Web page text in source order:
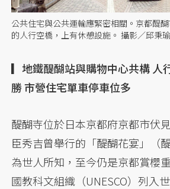
公共住宅與公共運輸應緊密相關。京都醍
的人行空橋，上有休憩設施。 攝影／邱秉瑜
▎地鐵醍醐站與購物中心共構 人
勝 市營住宅單車停車位多
醍醐寺位於日本京都府京都市伏
臣秀吉曾舉行的「醍醐花宴」（
為世人所知，至今仍是京都賞櫻
國教科文組織（UNESCO）列入